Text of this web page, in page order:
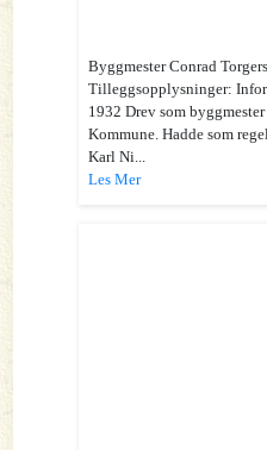
Byggmester Conrad
Tilleggsopplysninger:
1932 Drev som
Kommune. Hadde som
Karl Ni...
Les Mer